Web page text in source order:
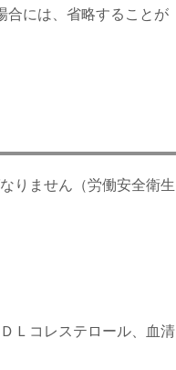
合には、省略することが
りません（労働安全衛生
Ｌコレステロール、血清